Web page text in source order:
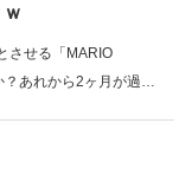
させる「MARIO
？あれから2ヶ月が過…